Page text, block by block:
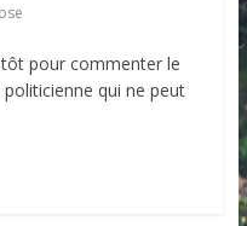
pour commenter le
qui ne peut